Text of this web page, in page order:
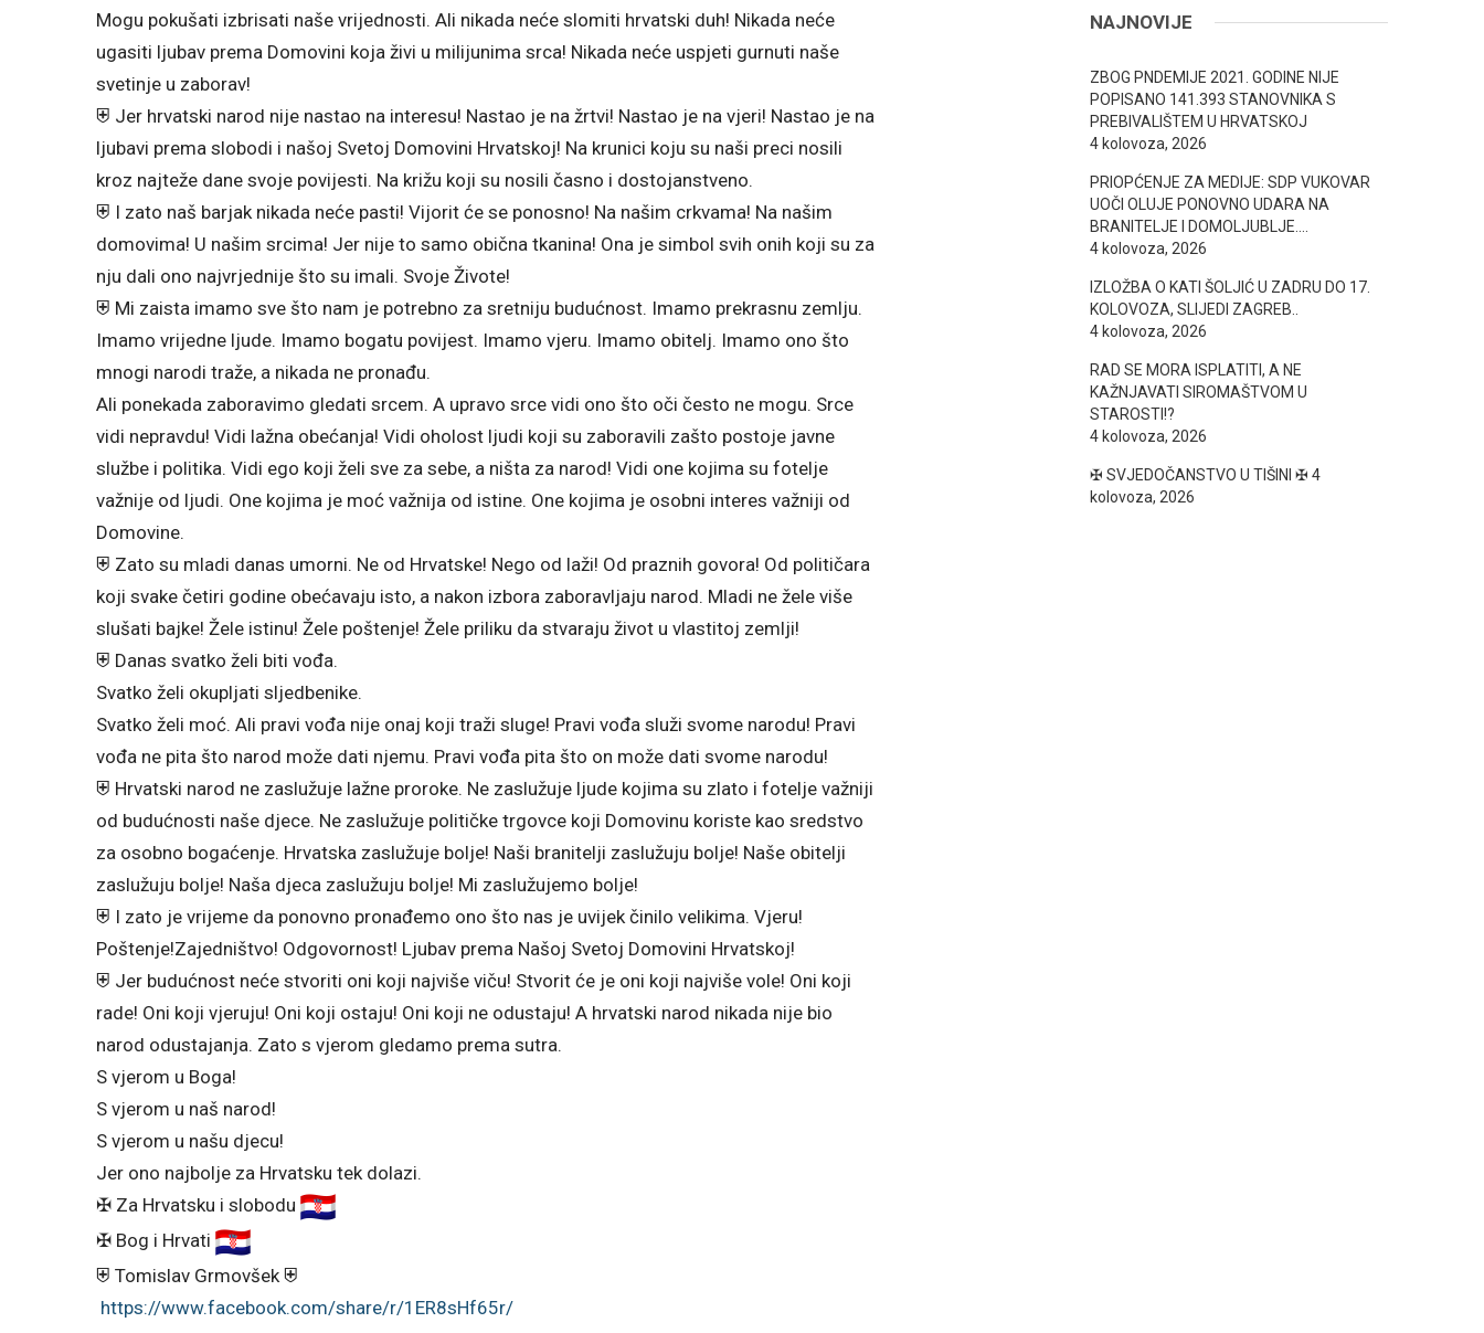
Mogu pokušati izbrisati naše vrijednosti. Ali nikada neće slomiti hrvatski duh! Nikada neće
ugasiti ljubav prema Domovini koja živi u milijunima srca! Nikada neće uspjeti gurnuti naše
svetinje u zaborav!
⛨ Jer hrvatski narod nije nastao na interesu! Nastao je na žrtvi! Nastao je na vjeri! Nastao je na
ljubavi prema slobodi i našoj Svetoj Domovini Hrvatskoj! Na krunici koju su naši preci nosili
kroz najteže dane svoje povijesti. Na križu koji su nosili časno i dostojanstveno.
⛨ I zato naš barjak nikada neće pasti! Vijorit će se ponosno! Na našim crkvama! Na našim
domovima! U našim srcima! Jer nije to samo obična tkanina! Ona je simbol svih onih koji su za
nju dali ono najvrjednije što su imali. Svoje Živote!
⛨ Mi zaista imamo sve što nam je potrebno za sretniju budućnost. Imamo prekrasnu zemlju.
Imamo vrijedne ljude. Imamo bogatu povijest. Imamo vjeru. Imamo obitelj. Imamo ono što
mnogi narodi traže, a nikada ne pronađu.
Ali ponekada zaboravimo gledati srcem. A upravo srce vidi ono što oči često ne mogu. Srce
vidi nepravdu! Vidi lažna obećanja! Vidi oholost ljudi koji su zaboravili zašto postoje javne
službe i politika. Vidi ego koji želi sve za sebe, a ništa za narod! Vidi one kojima su fotelje
važnije od ljudi. One kojima je moć važnija od istine. One kojima je osobni interes važniji od
Domovine.
⛨ Zato su mladi danas umorni. Ne od Hrvatske! Nego od laži! Od praznih govora! Od političara
koji svake četiri godine obećavaju isto, a nakon izbora zaboravljaju narod. Mladi ne žele više
slušati bajke! Žele istinu! Žele poštenje! Žele priliku da stvaraju život u vlastitoj zemlji!
⛨ Danas svatko želi biti vođa.
Svatko želi okupljati sljedbenike.
Svatko želi moć. Ali pravi vođa nije onaj koji traži sluge! Pravi vođa služi svome narodu! Pravi
vođa ne pita što narod može dati njemu. Pravi vođa pita što on može dati svome narodu!
⛨ Hrvatski narod ne zaslužuje lažne proroke. Ne zaslužuje ljude kojima su zlato i fotelje važniji
od budućnosti naše djece. Ne zaslužuje političke trgovce koji Domovinu koriste kao sredstvo
za osobno bogaćenje. Hrvatska zaslužuje bolje! Naši branitelji zaslužuju bolje! Naše obitelji
zaslužuju bolje! Naša djeca zaslužuju bolje! Mi zaslužujemo bolje!
⛨ I zato je vrijeme da ponovno pronađemo ono što nas je uvijek činilo velikima. Vjeru!
Poštenje!Zajedništvo! Odgovornost! Ljubav prema Našoj Svetoj Domovini Hrvatskoj!
⛨ Jer budućnost neće stvoriti oni koji najviše viču! Stvorit će je oni koji najviše vole! Oni koji
rade! Oni koji vjeruju! Oni koji ostaju! Oni koji ne odustaju! A hrvatski narod nikada nije bio
narod odustajanja. Zato s vjerom gledamo prema sutra.
S vjerom u Boga!
S vjerom u naš narod!
S vjerom u našu djecu!
Jer ono najbolje za Hrvatsku tek dolazi.
✠ Za Hrvatsku i slobodu
✠ Bog i Hrvati
⛨ Tomislav Grmovšek ⛨
https://www.facebook.com/share/r/1ER8sHf65r/
NAJNOVIJE
ZBOG PNDEMIJE 2021. GODINE NIJE
POPISANO 141.393 STANOVNIKA S
PREBIVALIŠTEM U HRVATSKOJ
4 kolovoza, 2026
PRIOPĆENJE ZA MEDIJE: SDP VUKOVAR
UOČI OLUJE PONOVNO UDARA NA
BRANITELJE I DOMOLJUBLJE….
4 kolovoza, 2026
IZLOŽBA O KATI ŠOLJIĆ U ZADRU DO 17.
KOLOVOZA, SLIJEDI ZAGREB..
4 kolovoza, 2026
RAD SE MORA ISPLATITI, A NE
KAŽNJAVATI SIROMAŠTVOM U
STAROSTI!?
4 kolovoza, 2026
✠ SVJEDOČANSTVO U TIŠINI ✠ 4
kolovoza, 2026